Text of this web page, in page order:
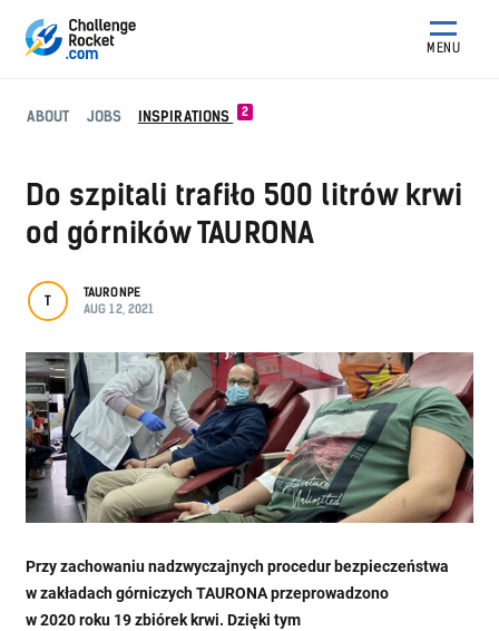
MENU
ABOUT JOBS INSPIRATIONS 2
Do szpitali trafiło 500 litrów krwi
od górników TAURONA
T
TAURONPE
AUG 12, 2021
Przy zachowaniu nadzwyczajnych procedur bezpieczeństwa
w zakładach górniczych TAURONA przeprowadzono
w 2020 roku 19 zbiórek krwi. Dzięki tym